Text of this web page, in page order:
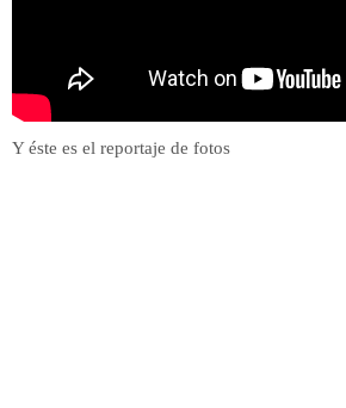
Y éste es el reportaje de fotos